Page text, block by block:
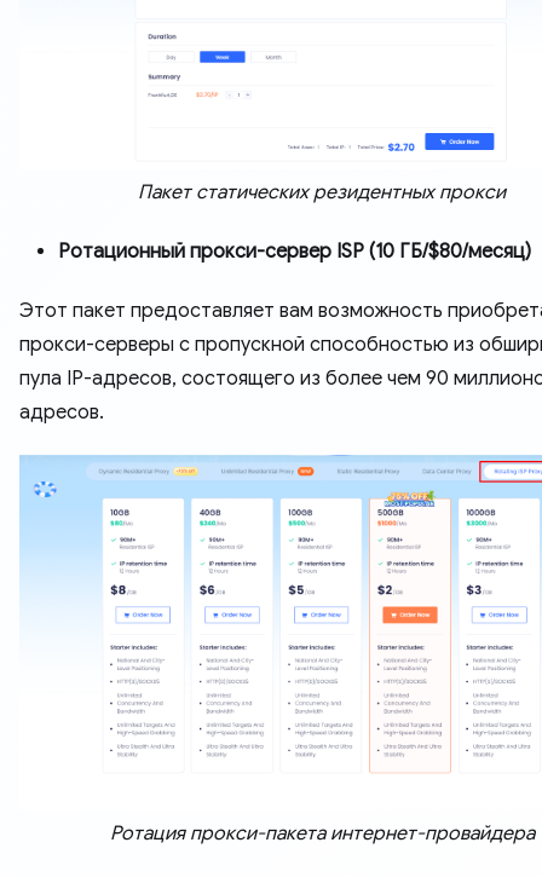
Пакет статических резидентных прокси
Ротационный прокси-сервер ISP (10 ГБ/$80/месяц)
Этот пакет предоставляет вам возможность
прокси-серверы с пропускной способностью из
пула IP-адресов, состоящего из более чем 90
адресов.
Ротация прокси-пакета интернет-провайдера